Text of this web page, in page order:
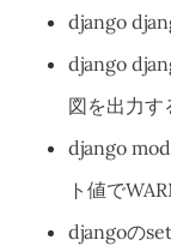
django
django
図を出力す
django
ト値で
djangoの